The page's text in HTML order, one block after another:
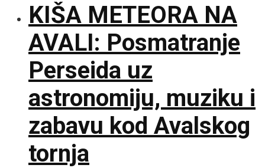
KIŠA METEORA NA
AVALI: Posmatranje
Perseida uz
astronomiju, muziku i
zabavu kod Avalskog
tornja